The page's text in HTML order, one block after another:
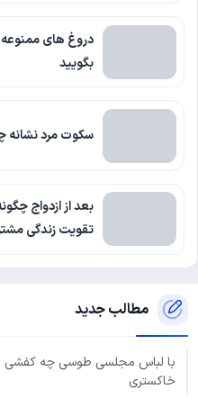
دروغ های ممنوعه
بگویید
سکوت مرد نشانه
بعد از ازدواج
تقویت زندگی
مطالب جدید
خاکستری